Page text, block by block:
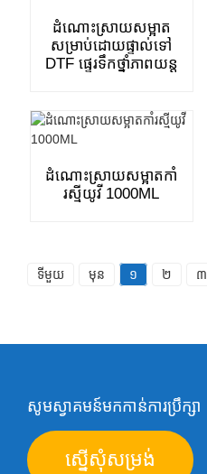
ដំណោះស្រាយសម្អាត
សម្រាប់ដោយផ្ទាល់ទៅ
DTF ផ្ទេរទឹកថ្នាំភាពយន្ត
ដំណោះស្រាយសម្អាតកាំ
រស្មីយូវី 1000ML
ទីមួយ មុន ១ ២ ៣
សូមស្វាគមន៍មកកាន់ការប្រឹក្សា
ស្នើសុំសម្រង់